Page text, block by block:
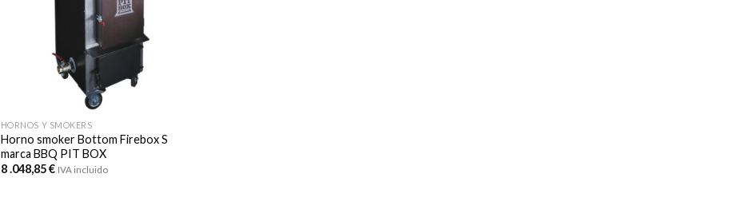
HORNOS Y SMOKERS
Horno smoker Bottom Firebox S
marca BBQ PIT BOX
8 .048,85€ IVA incluido